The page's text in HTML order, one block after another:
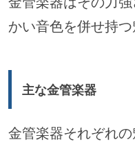
かい音色を併せ持つ
主な金管楽器
金管楽器それぞれ